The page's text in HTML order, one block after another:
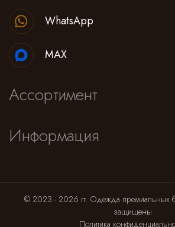
Ассортимент
Информация
WhatsApp
MAX
© 2023 - 2026 гг. Одежда премиальных
защищены
Политика